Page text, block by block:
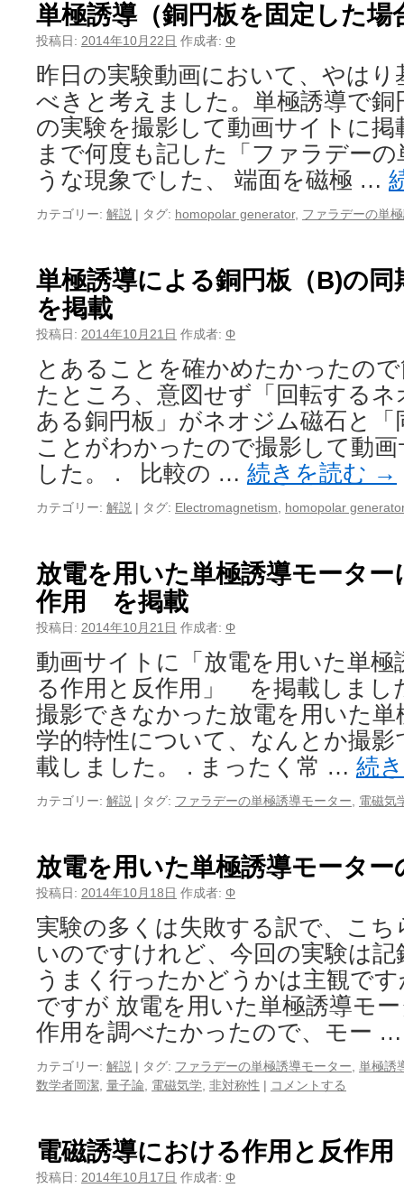
単極誘導（銅円板を固定した
投稿日: 2014年10月22日 作成者: Φ
昨日の実験動画において、やは
べきと考えました。単極誘導で銅
の実験を撮影して動画サイトに
まで何度も記した「ファラデー
うな現象でした、 端面を磁極 …
カテゴリー: 解説 | タグ: homopolar generator, ファラデーの単
単極誘導による銅円板（B)の
を掲載
投稿日: 2014年10月21日 作成者: Φ
とあることを確かめたかったの
たところ、意図せず「回転する
ある銅円板」がネオジム磁石と「
ことがわかったので撮影して動
した。 . 比較の … 続きを読む →
カテゴリー: 解説 | タグ: Electromagnetism homopolar generator
放電を用いた単極誘導モータ
作用 を掲載
投稿日: 2014年10月21日 作成者: Φ
動画サイトに「放電を用いた単
る作用と反作用」 を掲載しまし
撮影できなかった放電を用いた
学的特性について、なんとか撮
載しました。 . まったく常 … 続
カテゴリー: 解説 | タグ: ファラデーの単極誘導モーター 電磁気
放電を用いた単極誘導モーター
投稿日: 2014年10月18日 作成者: Φ
実験の多くは失敗する訳で、こ
いのですけれど、今回の実験は
うまく行ったかどうかは主観で
ですが 放電を用いた単極誘導モ
作用を調べたかったので、モー
カテゴリー: 解説 | タグ: ファラデーの単極誘導モーター 単極誘
数学者岡潔 量子論 電磁気学 非対称性 | コメントする
電磁誘導における作用と反作
投稿日: 2014年10月17日 作成者: Φ